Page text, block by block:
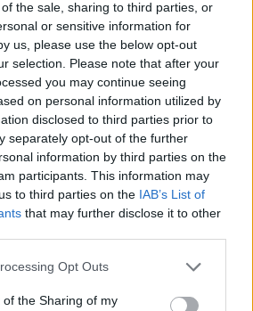
the sale, sharing to third parties, or
or sensitive information for
us, please use the below opt-out
selection. Please note that after your
you may continue seeing
on personal information utilized by
disclosed to third parties prior to
separately opt-out of the further
information by third parties on the
participants. This information may
to third parties on the IAB’s List of
that may further disclose it to other
app uses one or more Google
or usage behaviour. You may click to
Opt Outs
the Sharing of my
8
το
Λάκη Χαλκιά στο
η
11
μητέρας στον